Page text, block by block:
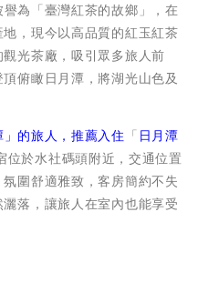
譽為「臺灣紅茶的故鄉」，在
，現今以高品質的紅玉紅茶
光茶廠，吸引眾多旅人前
俯瞰日月潭，將湖光山色及
」的旅人，推薦入住 「 日月潭
位於水社碼頭附近，交通位置
圍舒適雅致，客房簡約不失
落，讓旅人在室內也能享受